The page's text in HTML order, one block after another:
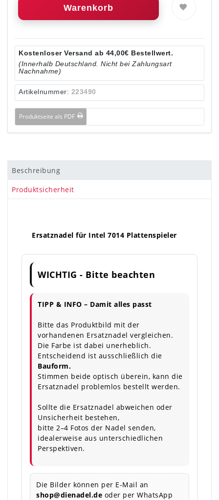
Warenkorb
Kostenloser Versand ab 44,00€ Bestellwert.
(Innerhalb Deutschland. Nicht bei Zahlungsart
Nachnahme)
Artikelnummer: 223490
Produktseite als PDF
Beschreibung
Produktsicherheit
Ersatznadel für Intel 7014 Plattenspieler
WICHTIG - Bitte beachten
TIPP & INFO – Damit alles passt
Bitte das Produktbild mit der
vorhandenen Ersatznadel vergleichen.
Die Farbe ist dabei unerheblich.
Entscheidend ist ausschließlich die
Bauform.
Stimmen beide optisch überein, kann die
Ersatznadel problemlos bestellt werden.
Sollte die Ersatznadel abweichen oder
Unsicherheit bestehen,
bitte 2–4 Fotos der Nadel senden,
idealerweise aus unterschiedlichen
Perspektiven.
Die Bilder können per E-Mail an
shop@dienadel.de oder per WhatsApp